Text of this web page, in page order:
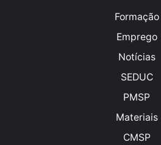
Formação
Emprego
Notícias
SEDUC
PMSP
Materiais
CMSP